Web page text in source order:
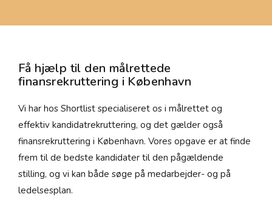
Få hjælp til den målrettede
finansrekruttering i København
Vi har hos Shortlist specialiseret os i målrettet og
effektiv kandidatrekruttering, og det gælder også
finansrekruttering i København. Vores opgave er at finde
frem til de bedste kandidater til den pågældende
stilling, og vi kan både søge på medarbejder- og på
ledelsesplan.